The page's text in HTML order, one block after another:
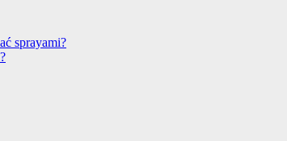
sprayami?